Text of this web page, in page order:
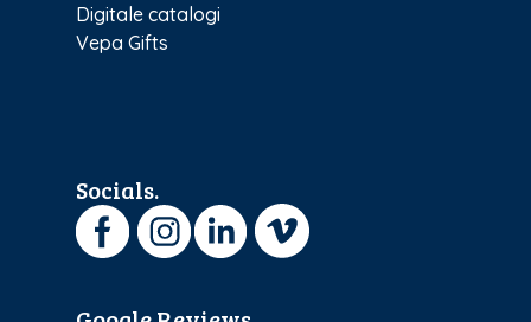
Digitale catalogi
Vepa Gifts
Socials.